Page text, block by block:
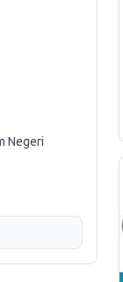
Negeri